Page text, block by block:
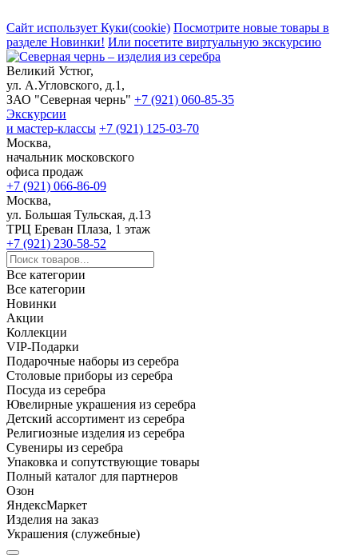
Сайт использует Куки(cookie) Посмотрите новые товары в
разделе Новинки! Или посетите виртуальную экскурсию
Великий Устюг,
ул. А.Угловского, д.1,
ЗАО "Северная чернь" +7 (921) 060-85-35
Экскурсии
и мастер-классы +7 (921) 125-03-70
Москва,
начальник московского
офиса продаж
+7 (921) 066-86-09
Москва,
ул. Большая Тульская, д.13
ТРЦ Ереван Плаза, 1 этаж
+7 (921) 230-58-52
Все категории
Все категории
Новинки
Акции
Коллекции
VIP-Подарки
Подарочные наборы из серебра
Столовые приборы из серебра
Посуда из серебра
Ювелирные украшения из серебра
Детский ассортимент из серебра
Религиозные изделия из серебра
Сувениры из серебра
Упаковка и сопутствующие товары
Полный каталог для партнеров
Озон
ЯндексМаркет
Изделия на заказ
Украшения (служебные)